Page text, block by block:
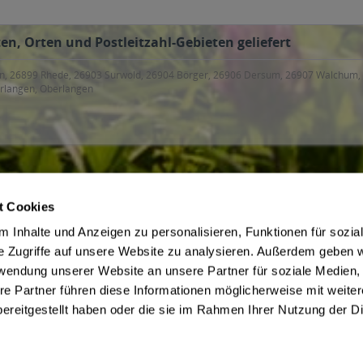
Cookies
Inhalte und Anzeigen zu personalisieren, Funktionen für
Zugriffe auf unsere Website zu analysieren. Außerdem geben
unserer Website an unsere Partner für soziale Medien,
Partner führen diese Informationen möglicherweise mit
haben oder die sie im Rahmen Ihrer Nutzung der
Orten und Postleitzahl-Gebieten geliefert
26899 Rhede, 26903 Surwold, 26904 Börger, 26906 Dersum, 26907
Oberlangen
Jugendschutz
AGB des Lieferanten
Datenschutz des Lieferanten
Kontaktdaten des Lieferanten
Widerrufsbelehrung des